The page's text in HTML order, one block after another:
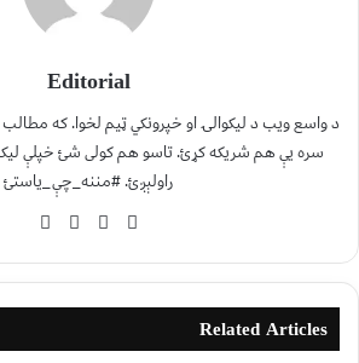
Editorial
د واسع ویب د لیکوالۍ او خپرونکي ټیم لخوا. که
سره یې هم شریکه کړئ. تاسو هم کولی شئ خپلې
راولېږئ. #مننه_چې_یاستئ
Related Articles